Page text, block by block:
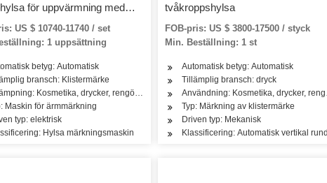
hårvårdsprodukter
för uppvärmning med
US $ 10740-11740 / set
1 uppsättning
betyg: Automatisk
bransch: Klistermärke
Kosmetika, drycker, rengöring, tvättmedel, hudvårdsprodukter,
Maskin för ärmmärkning
typ: elektrisk
Hylsa märkningsmaskin
tvåkroppshylsa
FOB-pris: US $ 3800-17500 / styck
Min. Beställning: 1 st
Automatisk betyg: Automatisk
Tillämplig bransch: dryck
Användning: Kosmetika, drycker,
Typ: Märkning av klistermärke
Driven typ: Mekanisk
Klassificering: Automatisk vertikal